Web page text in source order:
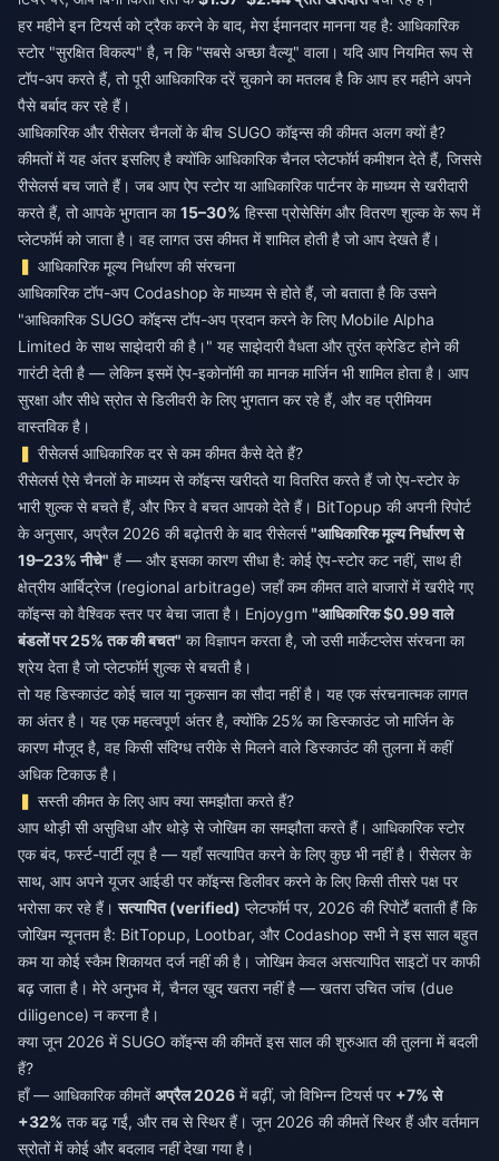
हर महीने इन टियर्स को ट्रैक करने के बाद, मेरा ईमानदार मानना यह है: आधिकारिक
स्टोर "सुरक्षित विकल्प" है, न कि "सबसे अच्छा वैल्यू" वाला। यदि आप नियमित रूप से
टॉप-अप करते हैं, तो पूरी आधिकारिक दरें चुकाने का मतलब है कि आप हर महीने अपने
पैसे बर्बाद कर रहे हैं।
आधिकारिक और रीसेलर चैनलों के बीच SUGO कॉइन्स की कीमत अलग क्यों है?
कीमतों में यह अंतर इसलिए है क्योंकि आधिकारिक चैनल प्लेटफॉर्म कमीशन देते हैं, जिससे
रीसेलर्स बच जाते हैं। जब आप ऐप स्टोर या आधिकारिक पार्टनर के माध्यम से खरीदारी
करते हैं, तो आपके भुगतान का15–30% हिस्सा प्रोसेसिंग और वितरण शुल्क के रूप में
प्लेटफॉर्म को जाता है। वह लागत उस कीमत में शामिल होती है जो आप देखते हैं।
आधिकारिक मूल्य निर्धारण की संरचना
आधिकारिक टॉप-अप Codashop के माध्यम से होते हैं, जो बताता है कि उसने
"आधिकारिक SUGO कॉइन्स टॉप-अप प्रदान करने के लिए Mobile Alpha
Limited के साथ साझेदारी की है।" यह साझेदारी वैधता और तुरंत क्रेडिट होने की
गारंटी देती है — लेकिन इसमें ऐप-इकोनॉमी का मानक मार्जिन भी शामिल होता है। आप
सुरक्षा और सीधे स्रोत से डिलीवरी के लिए भुगतान कर रहे हैं, और वह प्रीमियम
वास्तविक है।
रीसेलर्स आधिकारिक दर से कम कीमत कैसे देते हैं?
रीसेलर्स ऐसे चैनलों के माध्यम से कॉइन्स खरीदते या वितरित करते हैं जो ऐप-स्टोर के
भारी शुल्क से बचते हैं, और फिर वे बचत आपको देते हैं। BitTopup की अपनी रिपोर्ट
के अनुसार, अप्रैल 2026 की बढ़ोतरी के बाद रीसेलर्स"आधिकारिक मूल्य निर्धारण से
19–23% नीचे" हैं — और इसका कारण सीधा है: कोई ऐप-स्टोर कट नहीं, साथ ही
क्षेत्रीय आर्बिट्रेज (regional arbitrage) जहाँ कम कीमत वाले बाजारों में खरीदे गए
कॉइन्स को वैश्विक स्तर पर बेचा जाता है। Enjoygm "आधिकारिक $0.99 वाले
बंडलों पर 25% तक की बचत" का विज्ञापन करता है, जो उसी मार्केटप्लेस संरचना का
श्रेय देता है जो प्लेटफॉर्म शुल्क से बचती है।
तो यह डिस्काउंट कोई चाल या नुकसान का सौदा नहीं है। यह एक संरचनात्मक लागत
का अंतर है। यह एक महत्वपूर्ण अंतर है, क्योंकि 25% का डिस्काउंट जो मार्जिन के
कारण मौजूद है, वह किसी संदिग्ध तरीके से मिलने वाले डिस्काउंट की तुलना में कहीं
अधिक टिकाऊ है।
सस्ती कीमत के लिए आप क्या समझौता करते हैं?
आप थोड़ी सी असुविधा और थोड़े से जोखिम का समझौता करते हैं। आधिकारिक स्टोर
एक बंद, फर्स्ट-पार्टी लूप है — यहाँ सत्यापित करने के लिए कुछ भी नहीं है। रीसेलर के
साथ, आप अपने यूजर आईडी पर कॉइन्स डिलीवर करने के लिए किसी तीसरे पक्ष पर
भरोसा कर रहे हैं।सत्यापित (verified) प्लेटफॉर्म पर, 2026 की रिपोर्टें बताती हैं कि
जोखिम न्यूनतम है: BitTopup, Lootbar, और Codashop सभी ने इस साल बहुत
कम या कोई स्कैम शिकायत दर्ज नहीं की है। जोखिम केवल असत्यापित साइटों पर काफी
बढ़ जाता है। मेरे अनुभव में, चैनल खुद खतरा नहीं है — खतरा उचित जांच (due
diligence) न करना है।
क्या जून 2026 में SUGO कॉइन्स की कीमतें इस साल की शुरुआत की तुलना में बदली
हैं?
हाँ — आधिकारिक कीमतें अप्रैल 2026 में बढ़ीं, जो विभिन्न टियर्स पर +7% से
+32% तक बढ़ गईं, और तब से स्थिर हैं। जून 2026 की कीमतें स्थिर हैं और वर्तमान
स्रोतों में कोई और बदलाव नहीं देखा गया है।